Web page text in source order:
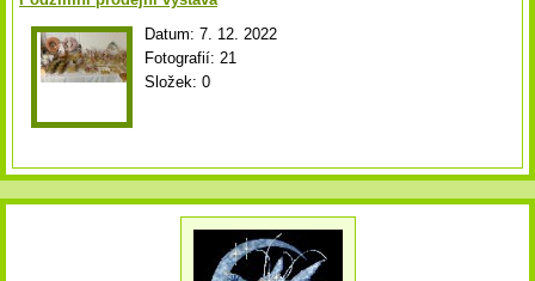
Datum: 7. 12. 2022
Fotografií: 21
Složek: 0